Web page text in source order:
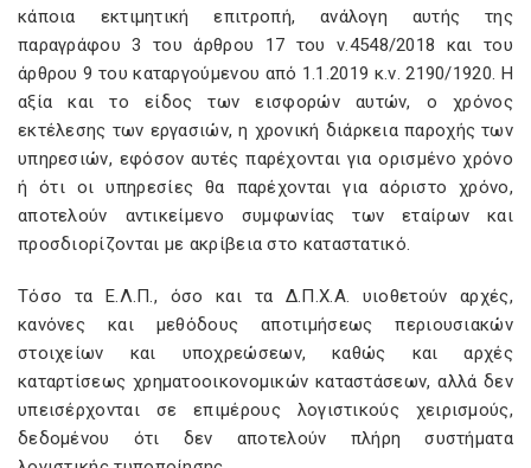
κάποια εκτιμητική επιτροπή, ανάλογη αυτής της
παραγράφου 3 του άρθρου 17 του ν.4548/2018 και του
άρθρου 9 του καταργούμενου από 1.1.2019 κ.ν. 2190/1920. Η
αξία και το είδος των εισφορών αυτών, ο χρόνος
εκτέλεσης των εργασιών, η χρονική διάρκεια παροχής των
υπηρεσιών, εφόσον αυτές παρέχονται για ορισμένο χρόνο
ή ότι οι υπηρεσίες θα παρέχονται για αόριστο χρόνο,
αποτελούν αντικείμενο συμφωνίας των εταίρων και
προσδιορίζονται με ακρίβεια στο καταστατικό.
Τόσο τα Ε.Λ.Π., όσο και τα Δ.Π.Χ.Α. υιοθετούν αρχές,
κανόνες και μεθόδους αποτιμήσεως περιουσιακών
στοιχείων και υποχρεώσεων, καθώς και αρχές
καταρτίσεως χρηματοοικονομικών καταστάσεων, αλλά δεν
υπεισέρχονται σε επιμέρους λογιστικούς χειρισμούς,
δεδομένου ότι δεν αποτελούν πλήρη συστήματα